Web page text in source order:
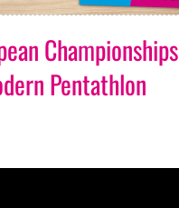
Championships
Pentathlon